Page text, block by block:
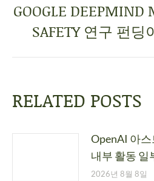
GOOGLE DEEPMIND
SAFETY 연구 펀
RELATED POSTS
OpenAI 아
내부 활동 일
2026년 8월 8일